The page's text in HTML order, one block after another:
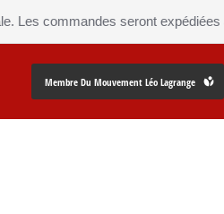
seront expédiées à
Membre Du Mouvement Léo Lagrange